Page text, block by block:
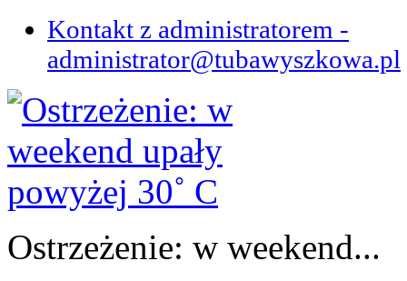
Kontakt z administratorem -
administrator@tubawyszkowa.pl
Ostrzeżenie: w weekend...